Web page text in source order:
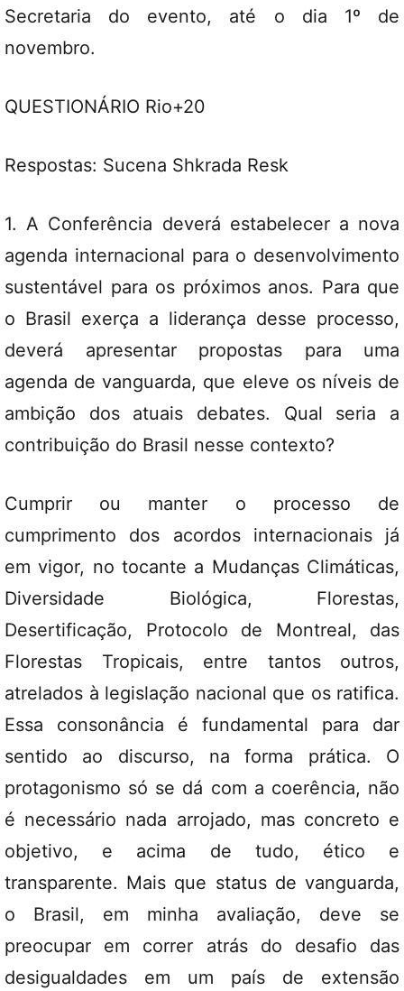
Secretaria do evento, até o dia 1º de
novembro.
QUESTIONÁRIO Rio+20
Respostas: Sucena Shkrada Resk
1. A Conferência deverá estabelecer a nova
agenda internacional para o desenvolvimento
sustentável para os próximos anos. Para que
o Brasil exerça a liderança desse processo,
deverá apresentar propostas para uma
agenda de vanguarda, que eleve os níveis de
ambição dos atuais debates. Qual seria a
contribuição do Brasil nesse contexto?
Cumprir ou manter o processo de
cumprimento dos acordos internacionais já
em vigor, no tocante a Mudanças Climáticas,
Diversidade Biológica, Florestas,
Desertificação, Protocolo de Montreal, das
Florestas Tropicais, entre tantos outros,
atrelados à legislação nacional que os ratifica.
Essa consonância é fundamental para dar
sentido ao discurso, na forma prática. O
protagonismo só se dá com a coerência, não
é necessário nada arrojado, mas concreto e
objetivo, e acima de tudo, ético e
transparente. Mais que status de vanguarda,
o Brasil, em minha avaliação, deve se
preocupar em correr atrás do desafio das
desigualdades em um país de extensão